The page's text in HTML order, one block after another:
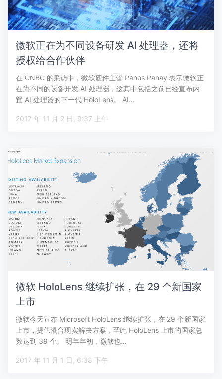
微软正在为不同设备研发 AI 处理器，还将
授权给合作伙伴
在 CNBC 的采访中，微软硬件主管 Panos Panay 表示微软正
在为不同的设备开发 AI 处理器，这其中包括之前已经宣布内
置 AI 处理器的下一代 HoloLens。 AI…
2017 年 11 月 2 日, 9:37 上午
微软 HoloLens 继续扩张，在 29 个新国家
上市
微软今天宣布 Microsoft HoloLens 继续扩张，在 29 个新国家
上市，提供混合现实解决方案，至此 HoloLens 上市的国家总
数达到 39 个。 明年年初，微软也…
2017 年 11 月 1 日, 6:38 下午